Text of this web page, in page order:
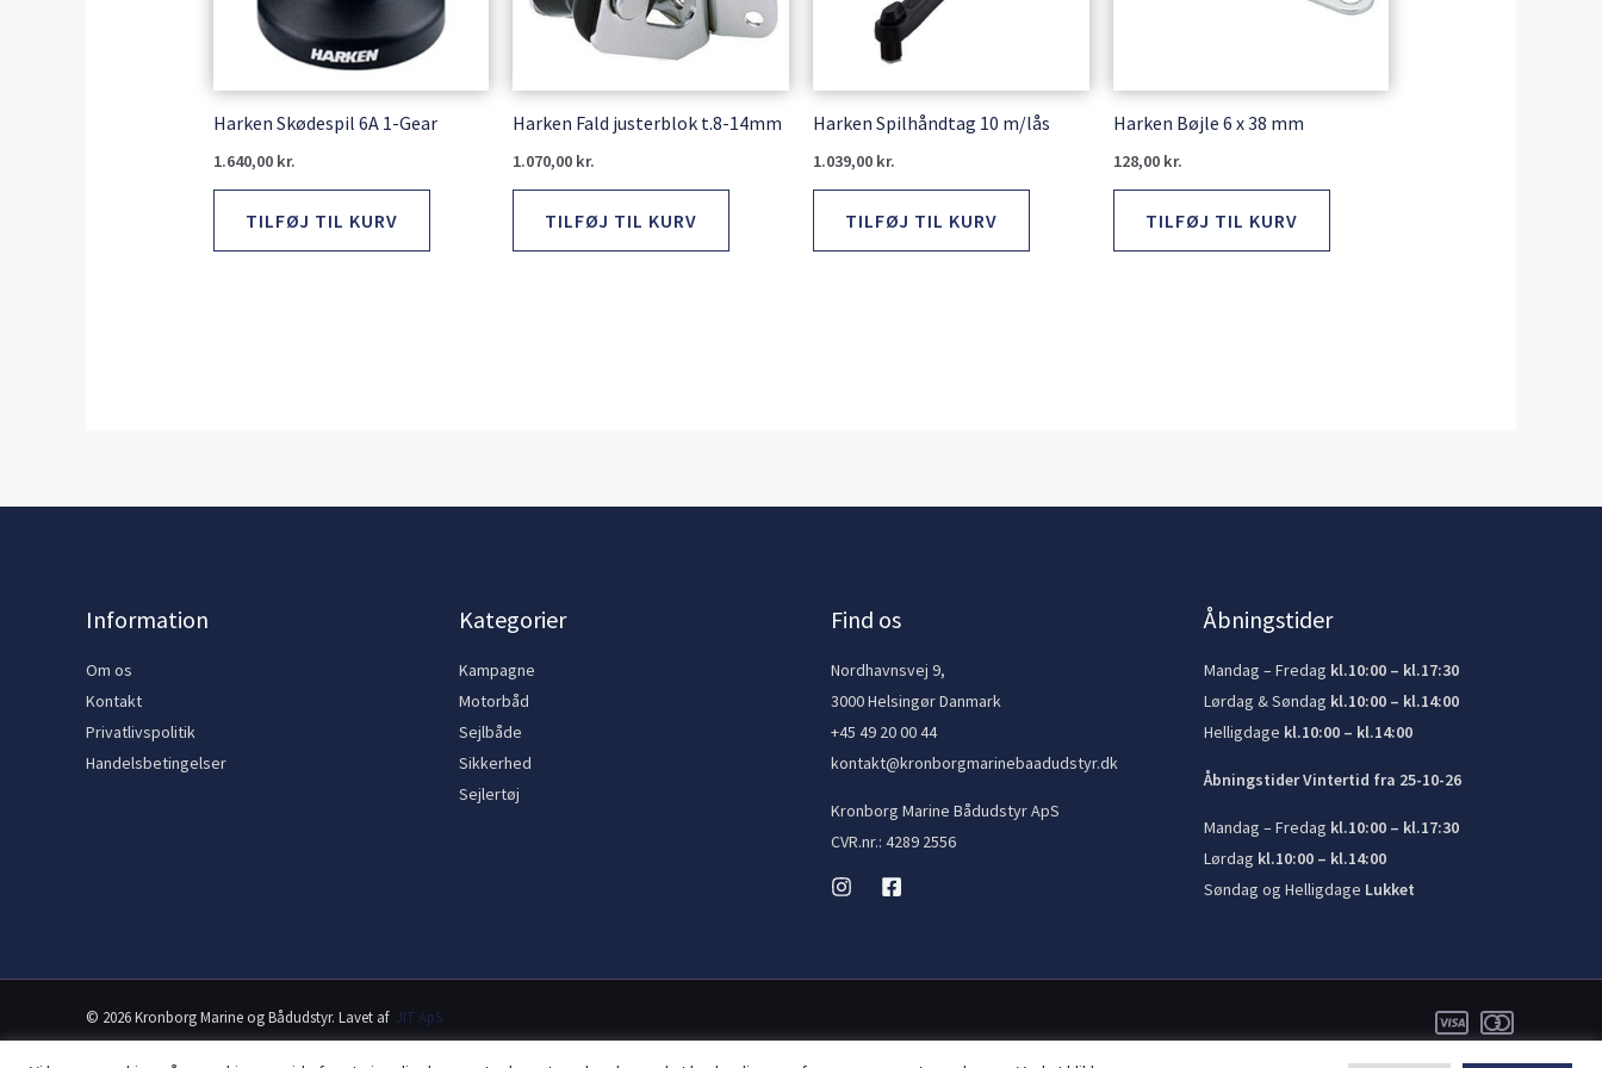
Harken Skødespil 6A 1-Gear
1.640,00 kr.
TILFØJ TIL KURV
Harken Fald justerblok t.8-14mm
1.070,00 kr.
TILFØJ TIL KURV
Harken Spilhåndtag 10 m/lås
1.039,00 kr.
TILFØJ TIL KURV
Harken Bøjle 6 x 38 mm
128,00 kr.
TILFØJ TIL KURV
Information
Om os
Kontakt
Privatlivspolitik
Handelsbetingelser
Kategorier
Kampagne
Motorbåd
Sejlbåde
Sikkerhed
Sejlertøj
Find os
Nordhavnsvej 9,
3000 Helsingør Danmark
+45 49 20 00 44
kontakt@kronborgmarinebaadudstyr.dk
Kronborg Marine Bådudstyr ApS
CVR.nr.: 4289 2556
Åbningstider
Mandag – Fredag kl.10:00 – kl.17:30
Lørdag & Søndag kl.10:00 – kl.14:00
Helligdage kl.10:00 – kl.14:00
Åbningstider Vintertid fra 25-10-26
Mandag – Fredag kl.10:00 – kl.17:30
Lørdag kl.10:00 – kl.14:00
Søndag og Helligdage Lukket
© 2026 Kronborg Marine og Bådudstyr. Lavet af JIT ApS